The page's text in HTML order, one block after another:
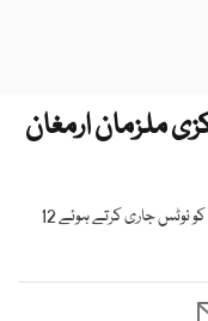
ملزمان ارمغان
ملزمان کے صحت جرم سے انکار پر عدالت نے گواہوں کو نوٹس جاری کرتے ہوئے 12